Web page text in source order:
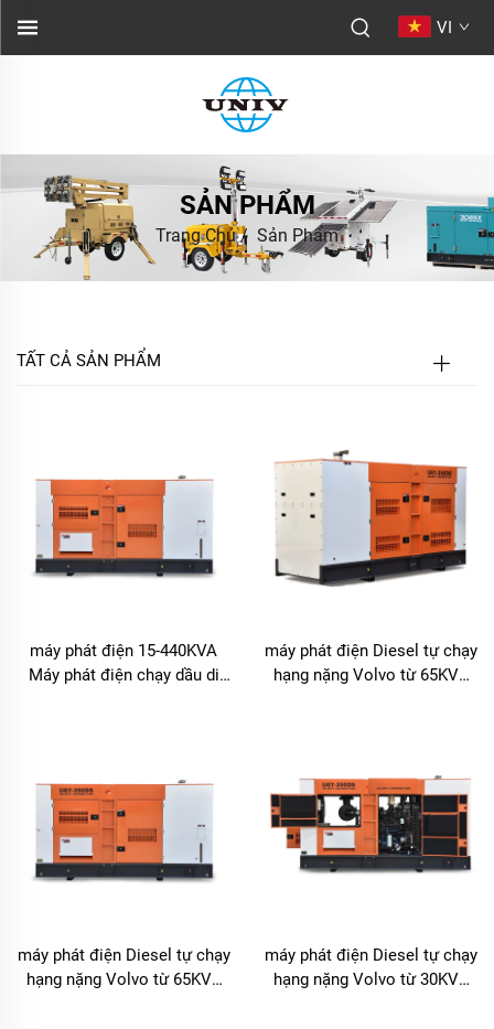
VI
SẢN PHẨM
Trang Chủ/ Sản Phẩm
TẤT CẢ SẢN PHẨM
máy phát điện 15-440KVA
Máy phát điện chạy dầu di
máy phát điện Diesel tự chạy
hạng nặng Volvo từ 65KVA
máy phát điện Diesel tự chạy
hạng nặng Volvo từ 65KVA
máy phát điện Diesel tự chạy
hạng nặng Volvo từ 30KVA